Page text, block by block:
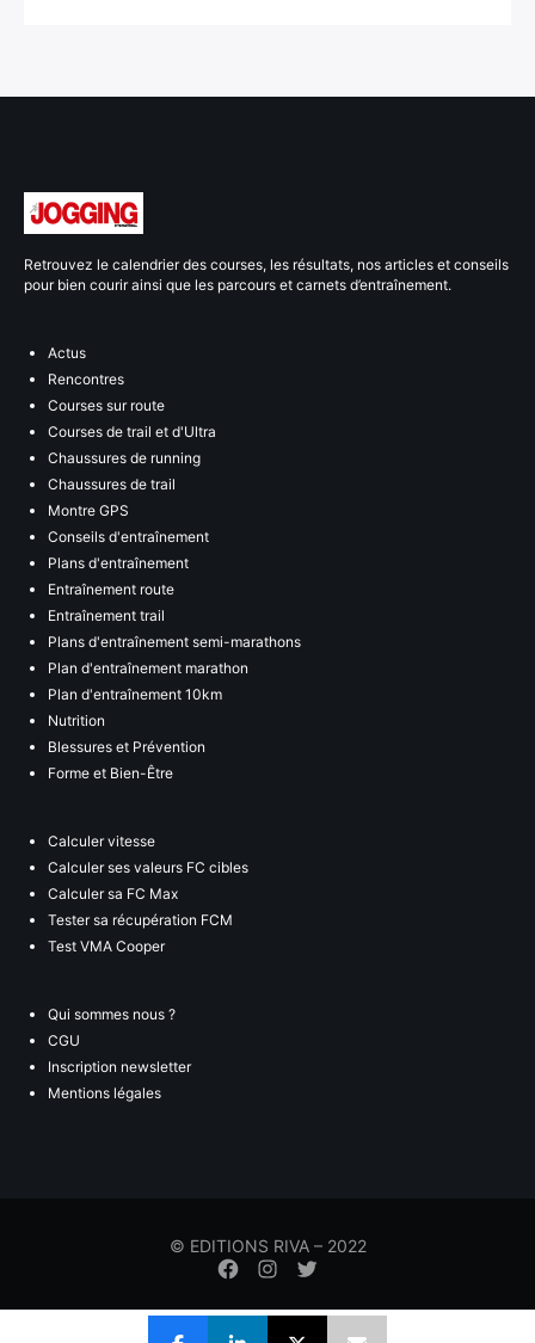
Retrouvez le calendrier des courses, les résultats, nos articles et conseils
pour bien courir ainsi que les parcours et carnets d’entraînement.
Actus
Rencontres
Courses sur route
Courses de trail et d'Ultra
Chaussures de running
Chaussures de trail
Montre GPS
Conseils d'entraînement
Plans d'entraînement
Entraînement route
Entraînement trail
Plans d'entraînement semi-marathons
Plan d'entraînement marathon
Plan d'entraînement 10km
Nutrition
Blessures et Prévention
Forme et Bien-Être
Calculer vitesse
Calculer ses valeurs FC cibles
Calculer sa FC Max
Tester sa récupération FCM
Test VMA Cooper
Qui sommes nous ?
CGU
Inscription newsletter
Mentions légales
© EDITIONS RIVA – 2022
Élément
menude
de